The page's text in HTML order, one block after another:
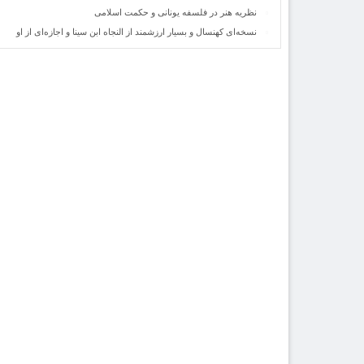
نظریه هنر در فلسفه یونانی و حکمت اسلامی
نسخه‌ای کهنسال و بسیار ارزشمند از النجاه ابن سینا و اجازه‌ای از او